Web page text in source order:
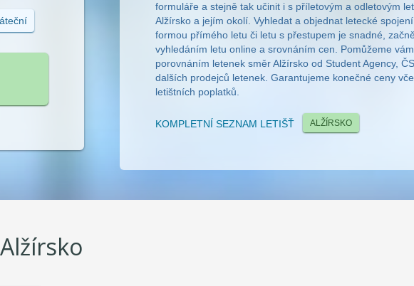
formuláře a stejně tak učinit i s příletovým a odletovým
Alžírsko a jejím okolí. Vyhledat a objednat letecké
formou přímého letu či letu s přestupem je snadné,
vyhledáním letu online a srovnáním cen. Pomůžeme
porovnáním letenek směr Alžírsko od Student Agency,
dalších prodejců letenek. Garantujeme konečné ceny
letištních poplatků.
KOMPLETNÍ SEZNAM LETIŠŤ ALŽÍRSKO
Alžírsko